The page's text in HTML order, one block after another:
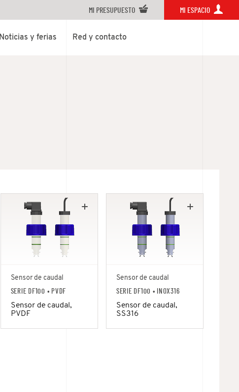
MI PRESUPUESTO MI ESPACIO
Noticias y ferias Red y contacto
Sensor de caudal
SERIE DF100 • PVDF
Sensor de caudal,
PVDF
Sensor de caudal
SERIE DF100 • INOX316
Sensor de caudal,
SS316